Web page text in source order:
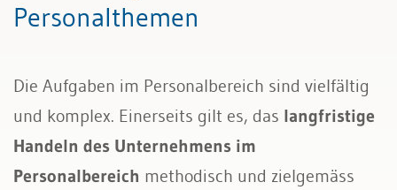
Führung & Kompetenzen
Recht
Bau & Immobilien
Personalthemen
Die Aufgaben im Personalbereich sind vielfältig
und komplex. Einerseits gilt es, das langfristige
Handeln des Unternehmens im
Personalbereich methodisch und zielgemäss